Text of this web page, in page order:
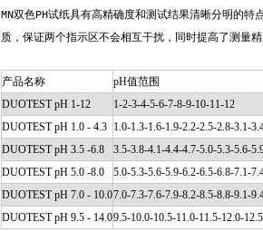
MN双色PH试纸具有高精确度和测试结果清晰分明的特
质，保证两个指示区不会相互干扰，同时提高了测量
产品名称 pH值范围
DUOTEST pH 1-12
1-2-3-4-5-6-7-8-9-10-11-12
DUOTEST pH 1.0 - 4.3 1.0-1.3-1.6-1.9-2.2-2.5-2.8-3.1-
DUOTEST pH 3.5 -6.8
3.5-3.8-4.1-4.4-4.7-5.0-5.3-5.6-
DUOTEST pH 5.0 -8.0
5.0-5.3-5.6-5.9-6.2-6.5-6.8-7.1-
DUOTEST pH 7.0 - 10.07.0-7.3-7.6-7.9-8.2-8.5-8.8-9.1-
DUOTEST pH 9.5 - 14.09.5-10.0-10.5-11.0-11.5-12.0-